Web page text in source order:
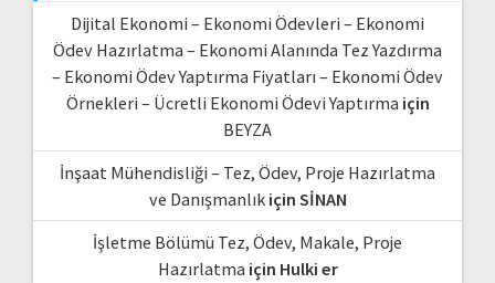
Dijital Ekonomi – Ekonomi Ödevleri – Ekonomi
Ödev Hazırlatma – Ekonomi Alanında Tez Yazdırma
– Ekonomi Ödev Yaptırma Fiyatları – Ekonomi Ödev
Örnekleri – Ücretli Ekonomi Ödevi Yaptırma için
BEYZA
İnşaat Mühendisliği – Tez, Ödev, Proje Hazırlatma
ve Danışmanlıkiçin SİNAN
İşletme Bölümü Tez, Ödev, Makale, Proje
Hazırlatma için Hulki er